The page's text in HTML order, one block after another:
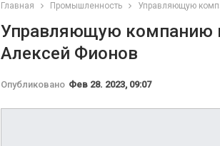
ЖКХ и энергетика
Главная Промышленность Управляющую
Управляющую компанию
Алексей Фионов
Опубликовано Фев 28. 2023, 09:07